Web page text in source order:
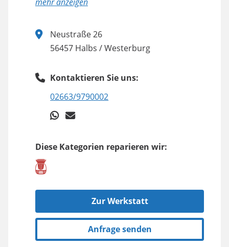
anzeigen
Neustraße 26
56457 Halbs / Westerburg
Kontaktieren Sie uns:
02663/9790002
Diese Kategorien reparieren wir:
Zur Werkstatt
Anfrage senden